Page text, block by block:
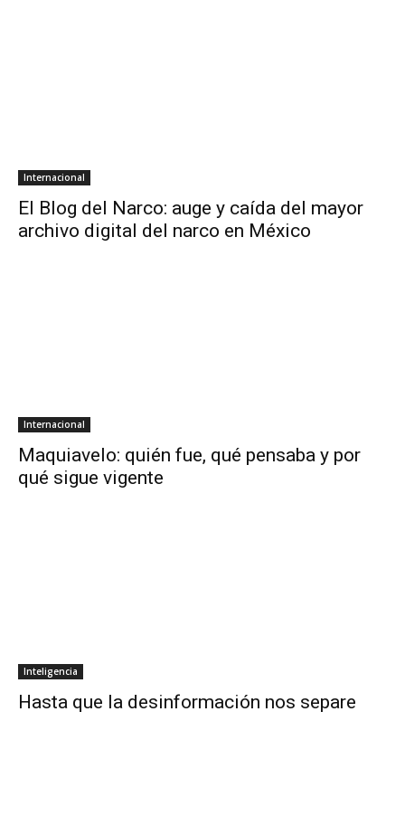
Internacional
El Blog del Narco: auge y caída del mayor
archivo digital del narco en México
Internacional
Maquiavelo: quién fue, qué pensaba y por
qué sigue vigente
Inteligencia
Hasta que la desinformación nos separe